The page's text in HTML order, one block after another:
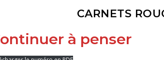
CARNETS
à penser